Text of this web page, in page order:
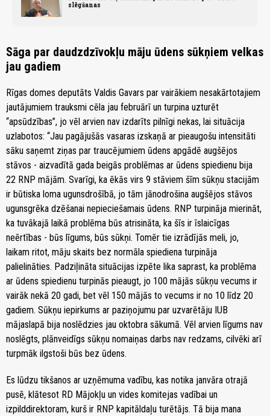
slēgšanas
Sāga par daudzdzīvokļu māju ūdens sūkņiem velkas
jau gadiem
Rīgas domes deputāts Valdis Gavars par vairākiem nesakārtotajiem
jautājumiem trauksmi cēla jau februārī un turpina uzturēt
“apsūdzības”, jo vēl arvien nav izdarīts pilnīgi nekas, lai situācija
uzlabotos: “Jau pagājušās vasaras izskaņā ar pieaugošu intensitāti
sāku saņemt ziņas par traucējumiem ūdens apgādē augšējos
stāvos - aizvadītā gada beigās problēmas ar ūdens spiedienu bija
22 RNP mājām. Svarīgi, ka ēkās virs 9 stāviem šīm sūkņu stacijām
ir būtiska loma ugunsdrošībā, jo tām jānodrošina augšējos stāvos
ugunsgrēka dzēšanai nepieciešamais ūdens. RNP turpināja mierināt,
ka tuvākajā laikā problēma būs atrisināta, ka šīs ir īslaicīgas
neērtības - būs līgums, būs sūkņi. Tomēr tie izrādījās meli, jo,
laikam ritot, māju skaits bez normāla spiediena turpināja
palielināties. Padziļināta situācijas izpēte lika saprast, ka problēma
ar ūdens spiedienu turpinās pieaugt, jo 100 mājās sūkņu vecums ir
vairāk nekā 20 gadi, bet vēl 150 mājās to vecums ir no 10 līdz 20
gadiem. Sūkņu iepirkums ar paziņojumu par uzvarētāju IUB
mājaslapā bija noslēdzies jau oktobra sākumā. Vēl arvien līgums nav
noslēgts, plānveidīgs sūkņu nomaiņas darbs nav redzams, cilvēki arī
turpmāk ilgstoši būs bez ūdens.
Es lūdzu tikšanos ar uzņēmuma vadību, kas notika janvāra otrajā
pusē, klātesot RD Mājokļu un vides komitejas vadībai un
izpilddirektoram, kurš ir RNP kapitāldaļu turētājs. Tā bija mana